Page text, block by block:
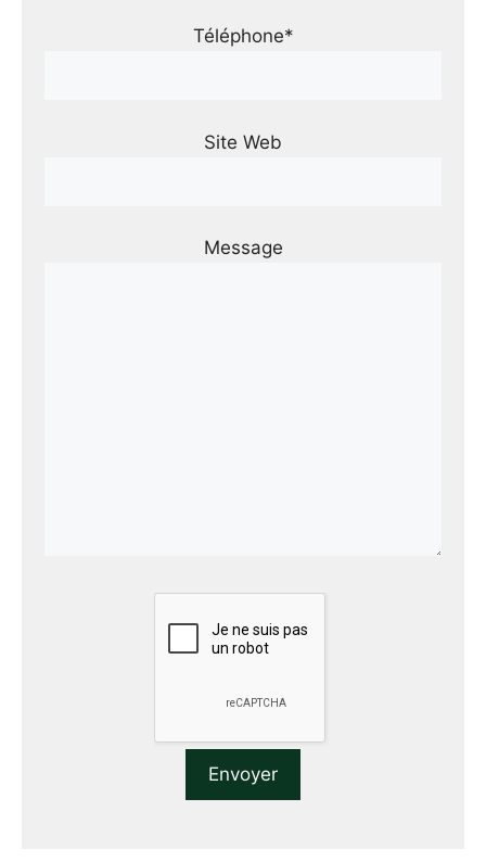
Téléphone*
Site Web
Message